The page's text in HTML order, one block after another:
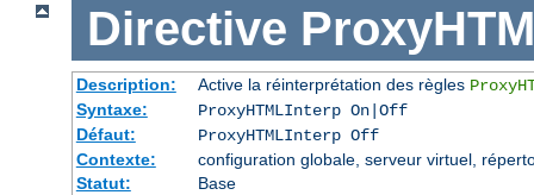
Directive
Description: Active la réinterprétation des règles
Syntaxe:
ProxyHTMLInterp On|Off
Défaut:
ProxyHTMLInterp Off
Contexte:
configuration globale, serveur virtuel,
Statut:
Base